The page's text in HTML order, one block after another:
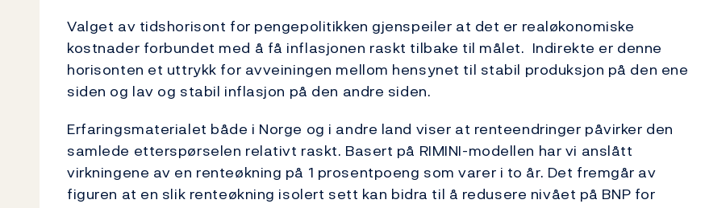
Valget av tidshorisont for pengepolitikken gjenspeiler at det er realøkonomiske
kostnader forbundet med å få inflasjonen raskt tilbake til målet. Indirekte er denne
horisonten et uttrykk for avveiningen mellom hensynet til stabil produksjon på den ene
siden og lav og stabil inflasjon på den andre siden.
Erfaringsmaterialet både i Norge og i andre land viser at renteendringer påvirker den
samlede etterspørselen relativt raskt. Basert på RIMINI-modellen har vi anslått
virkningene av en renteøkning på 1 prosentpoeng som varer i to år. Det fremgår av
figuren at en slik renteøkning isolert sett kan bidra til å redusere nivået på BNP for